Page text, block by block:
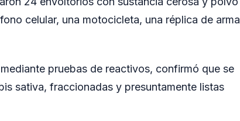
celular, una motocicleta, una réplica de arma
pruebas de reactivos, confirmó que se
sativa, fraccionadas y presuntamente listas